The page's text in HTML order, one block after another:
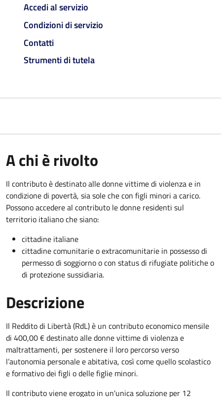
Accedi al servizio
Condizioni di servizio
Contatti
Strumenti di tutela
A chi è rivolto
Il contributo è destinato alle donne vittime di violenza e in
condizione di povertà, sia sole che con figli minori a carico.
Possono accedere al contributo le donne residenti sul
territorio italiano che siano:
cittadine italiane
cittadine comunitarie o extracomunitarie in possesso di
permesso di soggiorno o con status di rifugiate politiche o
di protezione sussidiaria.
Descrizione
Il Reddito di Libertà (RdL) è un contributo economico mensile
di 400,00 € destinato alle donne vittime di violenza e
maltrattamenti, per sostenere il loro percorso verso
l’autonomia personale e abitativa, così come quello scolastico
e formativo dei figli o delle figlie minori.
Il contributo viene erogato in un'unica soluzione per 12